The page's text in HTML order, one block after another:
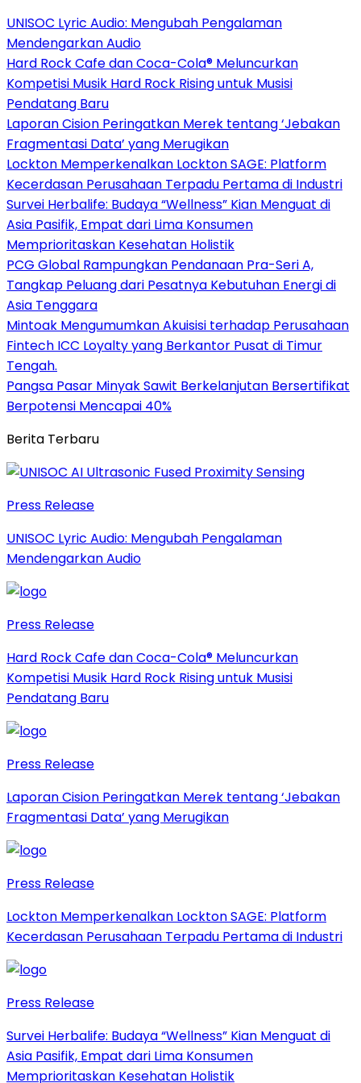
UNISOC Lyric Audio: Mengubah Pengalaman
Mendengarkan Audio
Hard Rock Cafe dan Coca-Cola® Meluncurkan
Kompetisi Musik Hard Rock Rising untuk Musisi
Pendatang Baru
Laporan Cision Peringatkan Merek tentang ‘Jebakan
Fragmentasi Data’ yang Merugikan
Lockton Memperkenalkan Lockton SAGE: Platform
Kecerdasan Perusahaan Terpadu Pertama di Industri
Survei Herbalife: Budaya “Wellness” Kian Menguat di
Asia Pasifik, Empat dari Lima Konsumen
Memprioritaskan Kesehatan Holistik
PCG Global Rampungkan Pendanaan Pra-Seri A,
Tangkap Peluang dari Pesatnya Kebutuhan Energi di
Asia Tenggara
Mintoak Mengumumkan Akuisisi terhadap Perusahaan
Fintech ICC Loyalty yang Berkantor Pusat di Timur
Tengah.
Pangsa Pasar Minyak Sawit Berkelanjutan Bersertifikat
Berpotensi Mencapai 40%
Berita Terbaru
Press Release
UNISOC Lyric Audio: Mengubah Pengalaman
Mendengarkan Audio
Press Release
Hard Rock Cafe dan Coca-Cola® Meluncurkan
Kompetisi Musik Hard Rock Rising untuk Musisi
Pendatang Baru
Press Release
Laporan Cision Peringatkan Merek tentang ‘Jebakan
Fragmentasi Data’ yang Merugikan
Press Release
Lockton Memperkenalkan Lockton SAGE: Platform
Kecerdasan Perusahaan Terpadu Pertama di Industri
Press Release
Survei Herbalife: Budaya “Wellness” Kian Menguat di
Asia Pasifik, Empat dari Lima Konsumen
Memprioritaskan Kesehatan Holistik